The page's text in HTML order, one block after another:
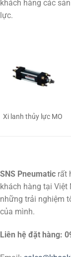
khách hàng các
lực.
Xi lanh thủy lực MO
SNS Pneumatic rất
khách hàng tại Việt
những trải nghiệm
của mình.
Liên hệ đặt hàng: